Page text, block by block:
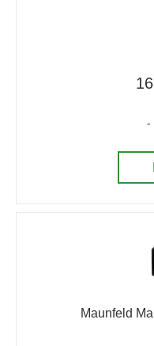
-
Maunfeld